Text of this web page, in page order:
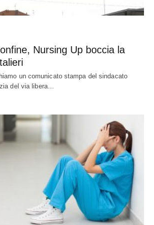
Nursing Up boccia la
un comunicato stampa del sindacato
del via libera…